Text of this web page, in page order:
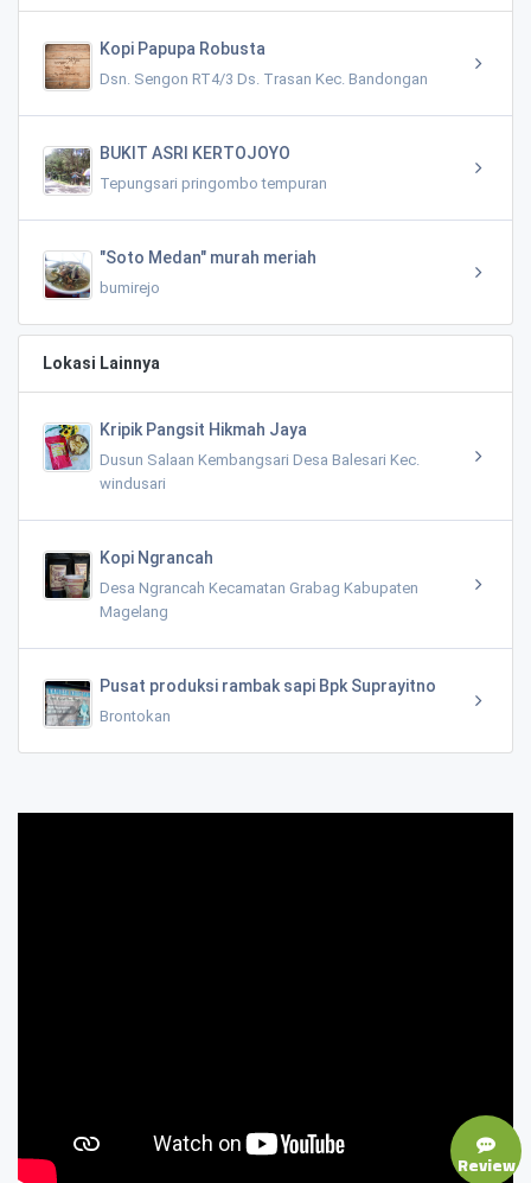
Kopi Papupa Robusta
Dsn. Sengon RT4/3 Ds. Trasan Kec. Bandongan
BUKIT ASRI KERTOJOYO
Tepungsari pringombo tempuran
"Soto Medan" murah meriah
bumirejo
Lokasi Lainnya
Kripik Pangsit Hikmah Jaya
Dusun Salaan Kembangsari Desa Balesari Kec.
windusari
Kopi Ngrancah
Desa Ngrancah Kecamatan Grabag Kabupaten
Magelang
Pusat produksi rambak sapi Bpk Suprayitno
Brontokan
Review